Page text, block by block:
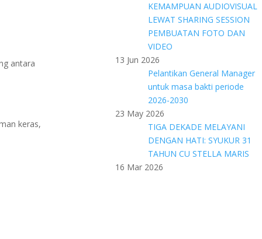
antara
keras,
KEMAMPUAN AUDIOVISUAL
LEWAT SHARING SESSION
PEMBUATAN FOTO DAN
VIDEO
13 Jun 2026
Pelantikan General Manager
untuk masa bakti periode
2026-2030
23 May 2026
TIGA DEKADE MELAYANI
DENGAN HATI: SYUKUR 31
TAHUN CU STELLA MARIS
16 Mar 2026